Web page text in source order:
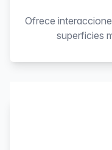
Ofrece
superficies